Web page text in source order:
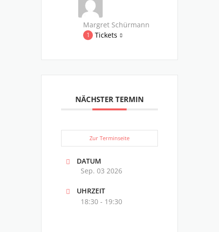
Margret Schürmann
1 Tickets
NÄCHSTER TERMIN
Zur Terminseite
DATUM
Sep. 03 2026
UHRZEIT
18:30 - 19:30